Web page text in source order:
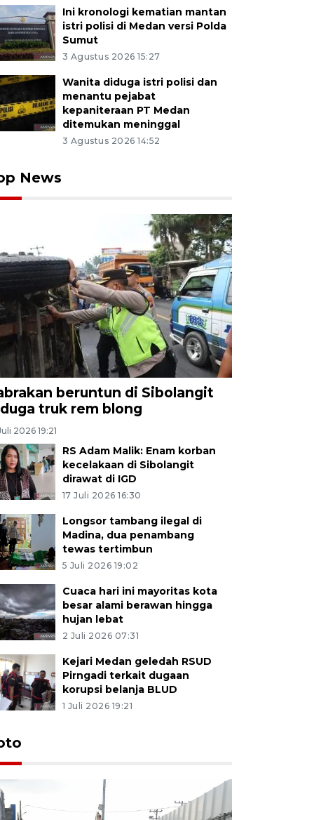
Ini kronologi kematian mantan
istri polisi di Medan versi Polda
Sumut
3 Agustus 2026 15:27
Wanita diduga istri polisi dan
menantu pejabat
kepaniteraan PT Medan
ditemukan meninggal
3 Agustus 2026 14:52
News
beruntun di Sibolangit
truk rem blong
2026 19:21
RS Adam Malik: Enam korban
kecelakaan di Sibolangit
dirawat di IGD
17 Juli 2026 16:30
Longsor tambang ilegal di
Madina, dua penambang
tewas tertimbun
5 Juli 2026 19:02
Cuaca hari ini mayoritas kota
besar alami berawan hingga
hujan lebat
2 Juli 2026 07:31
Kejari Medan geledah RSUD
Pirngadi terkait dugaan
korupsi belanja BLUD
1 Juli 2026 19:21